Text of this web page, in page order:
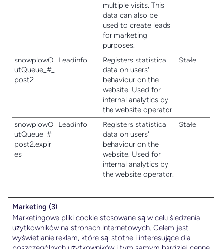
multiple visits. This
data can also be
used to create leads
for marketing
purposes.
snowplowO
utQueue_#_
post2
Leadinfo
Registers statistical
data on users'
behaviour on the
website. Used for
internal analytics by
the website operator.
Stałe
snowplowO
utQueue_#_
post2.expir
es
Leadinfo
Registers statistical
data on users'
behaviour on the
website. Used for
internal analytics by
the website operator.
Stałe
Marketing (3)
Marketingowe pliki cookie stosowane są w celu śledzenia
użytkowników na stronach internetowych. Celem jest
wyświetlanie reklam, które są istotne i interesujące dla